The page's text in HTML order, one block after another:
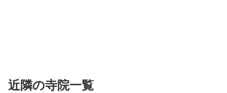
近隣の寺院一覧